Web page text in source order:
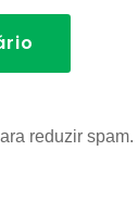
reduzir spam.